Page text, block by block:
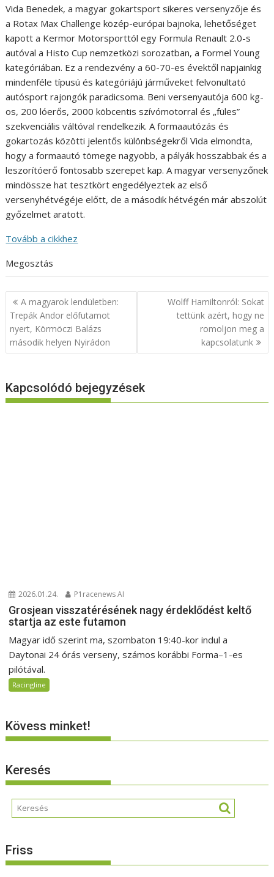
Vida Benedek, a magyar gokartsport sikeres versenyzője és
a Rotax Max Challenge közép-európai bajnoka, lehetőséget
kapott a Kermor Motorsporttól egy Formula Renault 2.0-s
autóval a Histo Cup nemzetközi sorozatban, a Formel Young
kategóriában. Ez a rendezvény a 60-70-es évektől napjainkig
mindenféle típusú és kategóriájú járműveket felvonultató
autósport rajongók paradicsoma. Beni versenyautója 600 kg-
os, 200 lóerős, 2000 köbcentis szívómotorral és „füles”
szekvenciális váltóval rendelkezik. A formaautózás és
gokartozás közötti jelentős különbségekről Vida elmondta,
hogy a formaautó tömege nagyobb, a pályák hosszabbak és a
leszorítóerő fontosabb szerepet kap. A magyar versenyzőnek
mindössze hat tesztkört engedélyeztek az első
versenyhétvégéje előtt, de a második hétvégén már abszolút
győzelmet aratott.
Tovább a cikkhez
Megosztás
Bejegyzés
navigáció
A magyarok lendületben:
Trepák Andor előfutamot
nyert, Körmöczi Balázs
második helyen Nyirádon
Wolff Hamiltonról: Sokat
tettünk azért, hogy ne
romoljon meg a
kapcsolatunk
Kapcsolódó bejegyzések
2026.01.24. P1racenews AI
Grosjean visszatérésének nagy érdeklődést keltő
startja az este futamon
Magyar idő szerint ma, szombaton 19:40-kor indul a
Daytonai 24 órás verseny, számos korábbi Forma–1-es
pilótával.
Racingline
Kövess minket!
Keresés
Friss